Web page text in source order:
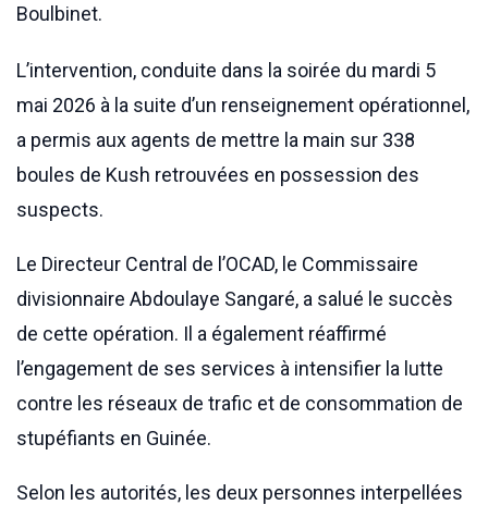
Boulbinet.
L’intervention, conduite dans la soirée du mardi 5
mai 2026 à la suite d’un renseignement opérationnel,
a permis aux agents de mettre la main sur 338
boules de Kush retrouvées en possession des
suspects.
Le Directeur Central de l’OCAD, le Commissaire
divisionnaire Abdoulaye Sangaré, a salué le succès
de cette opération. Il a également réaffirmé
l’engagement de ses services à intensifier la lutte
contre les réseaux de trafic et de consommation de
stupéfiants en Guinée.
Selon les autorités, les deux personnes interpellées